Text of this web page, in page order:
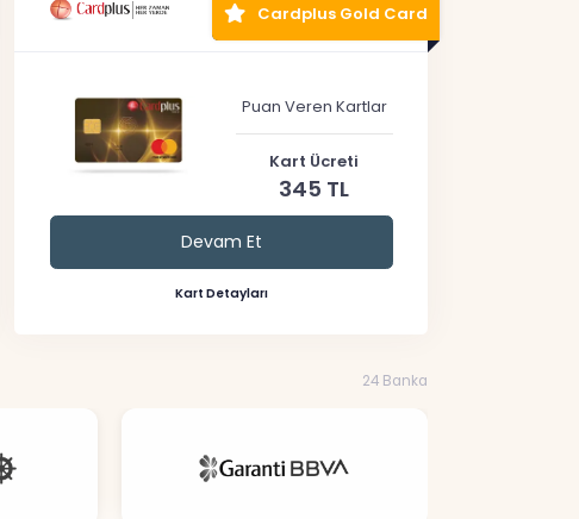
Cardplus Gold Card
Puan Veren Kartlar
Kart Ücreti
345 TL
Devam Et
Kart Detayları
24 Banka